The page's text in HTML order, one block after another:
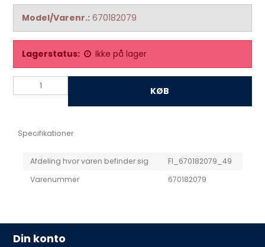
Model/Varenr.: 670182079
Lagerstatus: Ikke på lager
KØB
Specifikationer
Afdeling hvor varen befinder sig
FI_670182079_49
Varenummer
670182079
Din konto